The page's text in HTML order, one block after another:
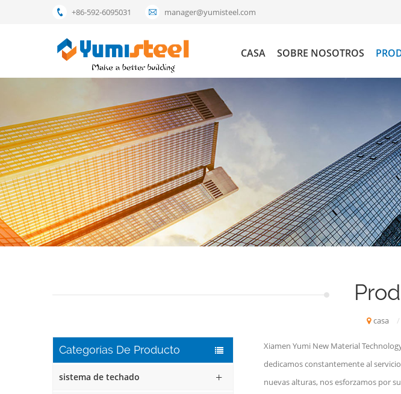
+86-592-6095031 manager@yumisteel.com
CASA SOBRE NOSOTROS
casa /
Categorías De Producto
sistema de techado
Xiamen Yumi New Material
dedicamos constantemente al
nuevas alturas, nos esforzamos por